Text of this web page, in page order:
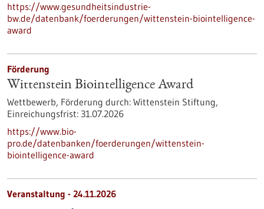
https://www.gesundheitsindustrie-
bw.de/datenbank/foerderungen/wittenstein-biointelligence-
award
Förderung
Wittenstein Biointelligence Award
Wettbewerb, Förderung durch: Wittenstein Stiftung,
Einreichungsfrist: 31.07.2026
https://www.bio-
pro.de/datenbanken/foerderungen/wittenstein-
biointelligence-award
Veranstaltung - 24.11.2026